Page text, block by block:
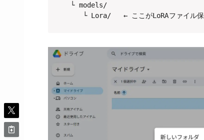
   └ models/
└ Lora/   ← ここがLoRAファイル